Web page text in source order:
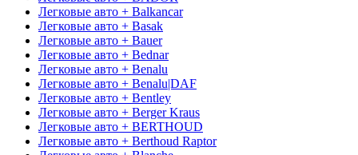
Легковые авто + Balkancar
Легковые авто + Basak
Легковые авто + Bauer
Легковые авто + Bednar
Легковые авто + Benalu
Легковые авто + Benalu|DAF
Легковые авто + Bentley
Легковые авто + Berger Kraus
Легковые авто + BERTHOUD
Легковые авто + Berthoud Raptor